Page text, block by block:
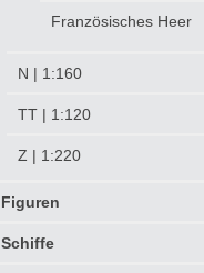
Französisches Heer
N | 1:160
TT | 1:120
Z | 1:220
Figuren
Schiffe